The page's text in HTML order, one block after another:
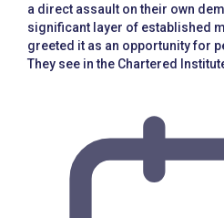
a direct assault on their own
significant layer of established
greeted it as an opportunity for
They see in the Chartered